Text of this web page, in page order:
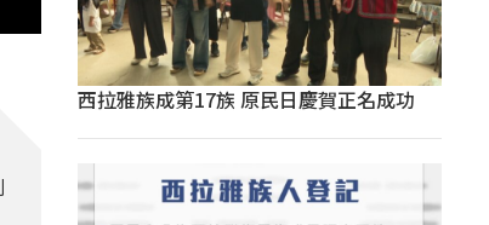
西拉雅族成第17族 原民日慶賀正名成功